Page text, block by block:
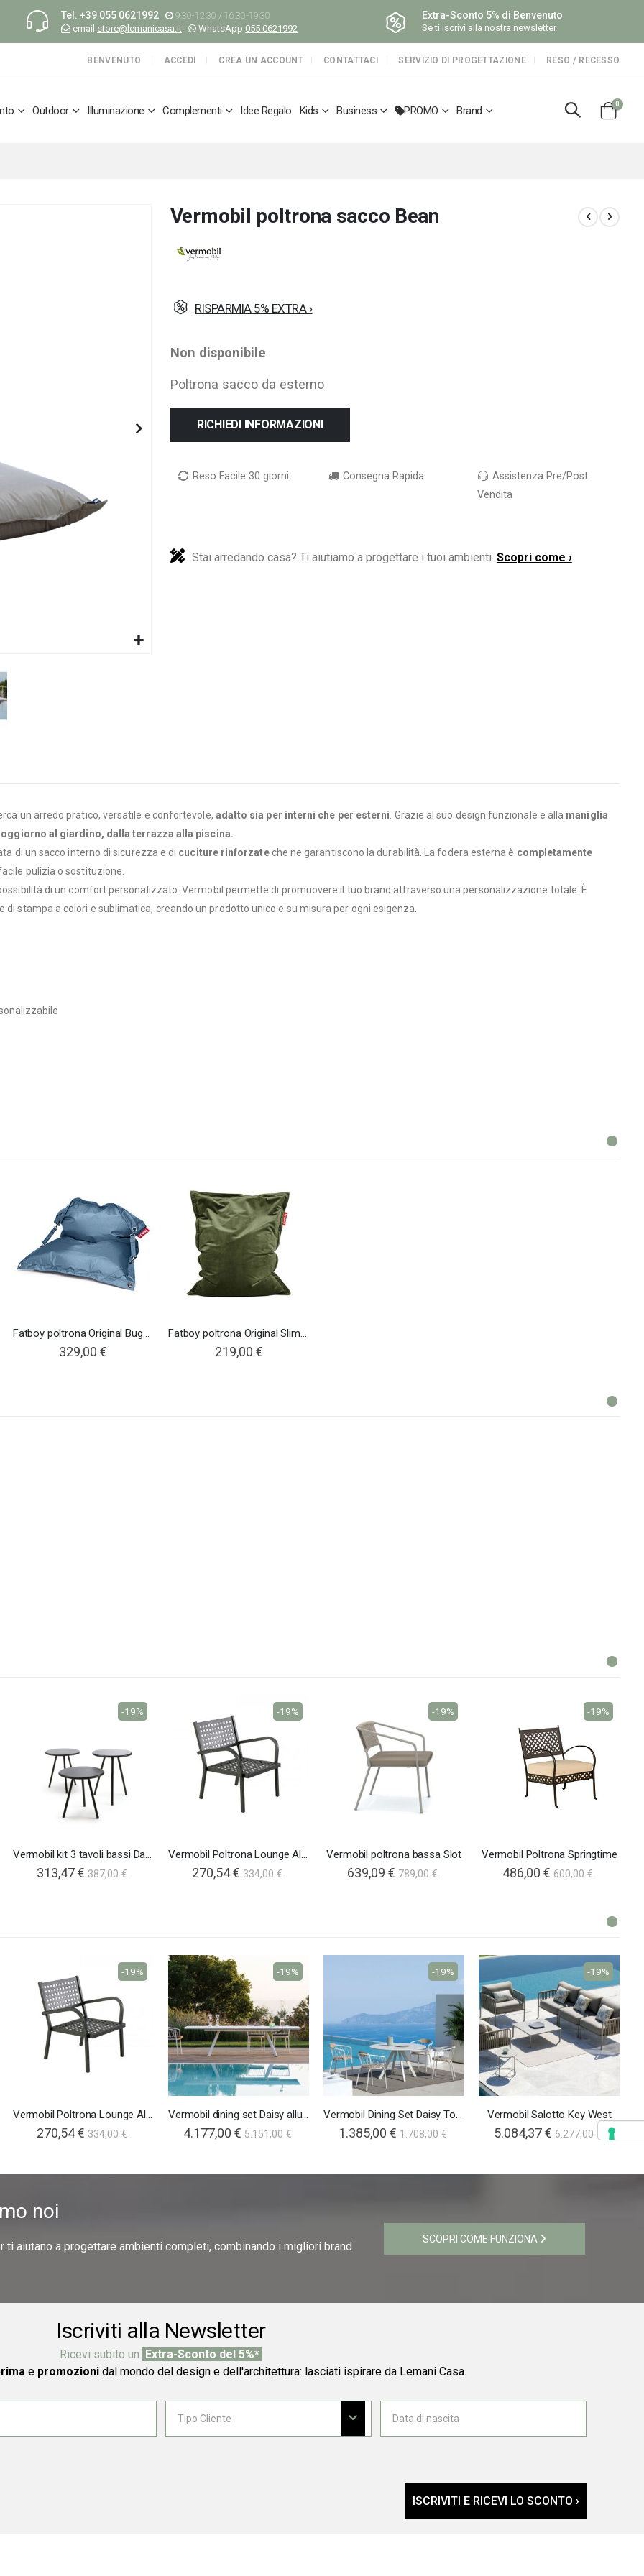
Tel. +39 055 0621992
9:30-12:30 / 16:30-19:30
email store@lemanicasa.it WhatsApp 055 0621992
Extra-Sconto 5% di Benvenuto
Se ti iscrivi alla nostra newsletter
BENVENUTO ACCEDI CREA UN ACCOUNT CONTATTACI SERVIZIO DI PROGETTAZIONE RESO / RECESSO
Outdoor Illuminazione Complementi Idee Regalo Kids Business PROMO Brand
Cart
0
Vermobil poltrona sacco Bean
RISPARMIA 5% EXTRA ›
Non disponibile
Poltrona sacco da esterno
RICHIEDI INFORMAZIONI
Reso Facile 30 giorni Consegna Rapida
Assistenza Pre/Post
Vendita
Stai arredando casa? Ti aiutiamo a progettare i tuoi ambienti. Scopri come ›
un arredo pratico, versatile e confortevole, adatto sia per interni che per esterni . Grazie al suo design funzionale e alla maniglia
al giardino, dalla terrazza alla piscina.
di un sacco interno di sicurezza e di cuciture rinforzateche ne garantiscono la durabilità. La fodera esterna è completamente
pulizia o sostituzione.
di un comfort personalizzato: Vermobil permette di promuovere il tuo brand attraverso una personalizzazione totale. È
di stampa a colori e sublimatica, creando un prodotto unico e su misura per ogni esigenza.
Fatboy poltrona Original Buggle-up
329,00 €
Fatboy poltrona Original Slim Velvet Recycled
219,00 €
Vermobil kit 3 tavoli bassi Daisy
313,47 € 387,00 €
-19%
Vermobil Poltrona Lounge Alice
270,54 € 334,00 €
-19%
Vermobil poltrona bassa Slot
639,09 € 789,00 €
-19%
Vermobil Poltrona Springtime
486,00 € 600,00 €
-19%
Vermobil Poltrona Lounge Alice
270,54 € 334,00 €
-19%
Vermobil dining set Daisy allungabile
4.177,00 € 5.151,00 €
-19%
Vermobil Dining Set Daisy Tondo
1.385,00 € 1.708,00 €
-19%
Vermobil Salotto Key West
5.084,37 € 6.277,00 €
-19%
noi
aiutano a progettare ambienti completi, combinando i migliori brand
SCOPRI COME FUNZIONA
Iscriviti alla Newsletter
Ricevi subito un Extra-Sconto del 5%*
e promozionidal mondo del design e dell'architettura: lasciati ispirare da Lemani Casa.
ISCRIVITI E RICEVI LO SCONTO ›